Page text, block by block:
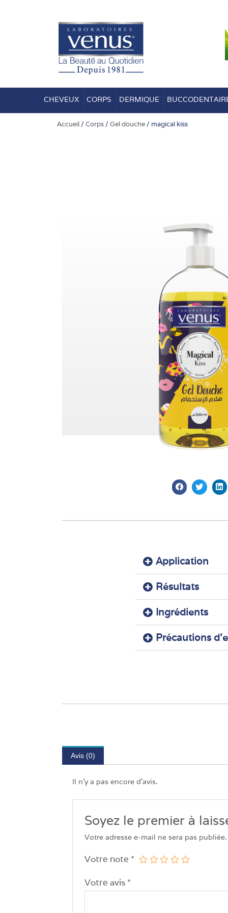
CHEVEUX CORPS DERMIQUE
Accueil /Corps /Gel douche / magical kiss
Application
Résultats
Ingrédients
Précautions
Avis (0)
Il n’y a pas encore d’avis.
Soyez le premier à
Votre adresse e-mail ne sera pas publiée.
Votre note *
Votre avis *